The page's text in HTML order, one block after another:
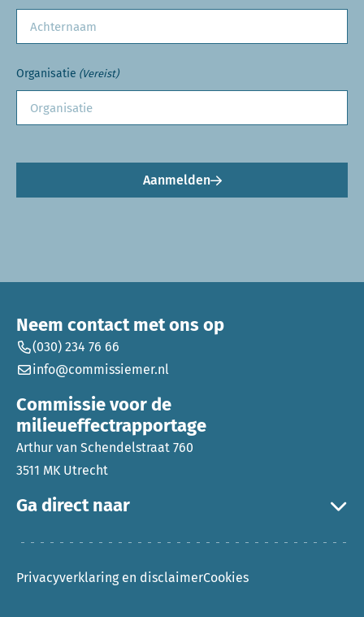
Organisatie (Vereist)
Aanmelden
Ga direct naar
Neem contact met ons op
(030) 234 76 66
info@commissiemer.nl
Commissie voor de
milieueffectrapportage
Arthur van Schendelstraat 760
3511 MK Utrecht
Privacyverklaring en disclaimerCookies